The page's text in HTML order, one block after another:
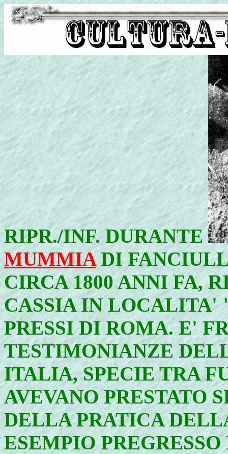
RIPR./INF. DURANTE
MUMMIADI
CIRCA 1800 ANNI FA,
CASSIA IN LOCALITA'
PRESSI DI ROMA. E'
TESTIMONIANZE
ITALIA, SPECIE TRA
AVEVANO PRESTATO
DELLA PRATICA
ESEMPIO